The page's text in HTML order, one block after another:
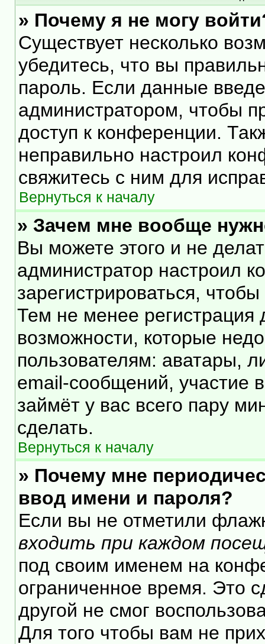
» Почему я не могу
Существует несколько
убедитесь, что вы
пароль. Если данные
администратором, чтобы
доступ к конференции.
неправильно настроил
свяжитесь с ним для
Вернуться к началу
» Зачем мне вообще
Вы можете этого и не
администратор настроил
зарегистрироваться,
Тем не менее
возможности, которые
пользователям: аватары,
email-сообщений, участие
займёт у вас всего пару
сделать.
Вернуться к началу
» Почему мне
ввод имени и пароля?
Если вы не отметили
входить при каждом
под своим именем на
ограниченное время. Это
другой не смог
Для того чтобы вам не